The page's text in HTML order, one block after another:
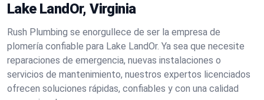
Lake LandOr, Virginia
Rush Plumbing se enorgullece de ser la empresa de
plomería confiable para Lake LandOr. Ya sea que necesite
reparaciones de emergencia, nuevas instalaciones o
servicios de mantenimiento, nuestros expertos licenciados
ofrecen soluciones rápidas, confiables y con una calidad